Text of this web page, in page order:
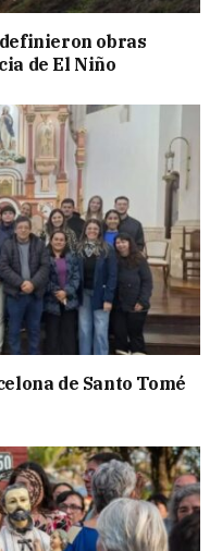
definieron obras
de El Niño
de Santo Tomé